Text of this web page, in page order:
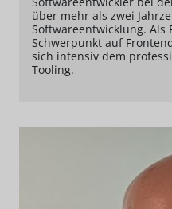
über mehr als zwei
Softwareentwicklung. Als
Schwerpunkt auf
sich intensiv dem
Tooling.